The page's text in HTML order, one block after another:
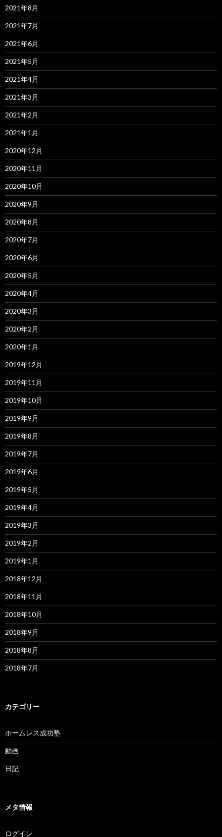
2021年8月
2021年7月
2021年6月
2021年5月
2021年4月
2021年3月
2021年2月
2021年1月
2020年12月
2020年11月
2020年10月
2020年9月
2020年8月
2020年7月
2020年6月
2020年5月
2020年4月
2020年3月
2020年2月
2020年1月
2019年12月
2019年11月
2019年10月
2019年9月
2019年8月
2019年7月
2019年6月
2019年5月
2019年4月
2019年3月
2019年2月
2019年1月
2018年12月
2018年11月
2018年10月
2018年9月
2018年8月
2018年7月
カテゴリー
ホームレス成功塾
動画
日記
メタ情報
ログイン